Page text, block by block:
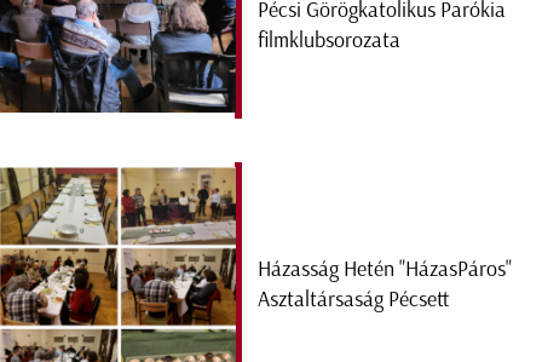
Pécsi Görögkatolikus Parókia
filmklubsorozata
Házasság Hetén "HázasPáros"
Asztaltársaság Pécsett